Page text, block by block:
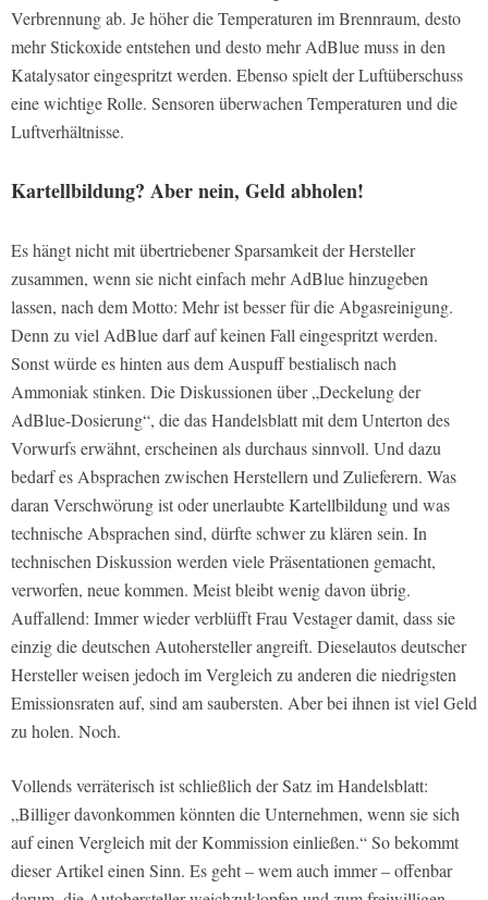
Verbrennung ab. Je höher die Temperaturen im Brennraum, desto
mehr Stickoxide entstehen und desto mehr AdBlue muss in den
Katalysator eingespritzt werden. Ebenso spielt der Luftüberschuss
eine wichtige Rolle. Sensoren überwachen Temperaturen und die
Luftverhältnisse.
Kartellbildung? Aber nein, Geld abholen!
Es hängt nicht mit übertriebener Sparsamkeit der Hersteller
zusammen, wenn sie nicht einfach mehr AdBlue hinzugeben
lassen, nach dem Motto: Mehr ist besser für die Abgasreinigung.
Denn zu viel AdBlue darf auf keinen Fall eingespritzt werden.
Sonst würde es hinten aus dem Auspuff bestialisch nach
Ammoniak stinken. Die Diskussionen über „Deckelung der
AdBlue-Dosierung“, die das Handelsblatt mit dem Unterton des
Vorwurfs erwähnt, erscheinen als durchaus sinnvoll. Und dazu
bedarf es Absprachen zwischen Herstellern und Zulieferern. Was
daran Verschwörung ist oder unerlaubte Kartellbildung und was
technische Absprachen sind, dürfte schwer zu klären sein. In
technischen Diskussion werden viele Präsentationen gemacht,
verworfen, neue kommen. Meist bleibt wenig davon übrig.
Auffallend: Immer wieder verblüfft Frau Vestager damit, dass sie
einzig die deutschen Autohersteller angreift. Dieselautos deutscher
Hersteller weisen jedoch im Vergleich zu anderen die niedrigsten
Emissionsraten auf, sind am saubersten. Aber bei ihnen ist viel Geld
zu holen. Noch.
Vollends verräterisch ist schließlich der Satz im Handelsblatt:
„Billiger davonkommen könnten die Unternehmen, wenn sie sich
auf einen Vergleich mit der Kommission einließen.“ So bekommt
dieser Artikel einen Sinn. Es geht – wem auch immer – offenbar